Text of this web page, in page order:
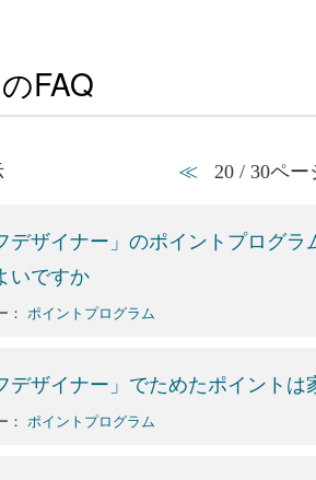
FAQ
≪ 20 / 30ペー
デザイナー」のポイントプログ
いですか
： ポイントプログラム
デザイナー」でためたポイント
： ポイントプログラム